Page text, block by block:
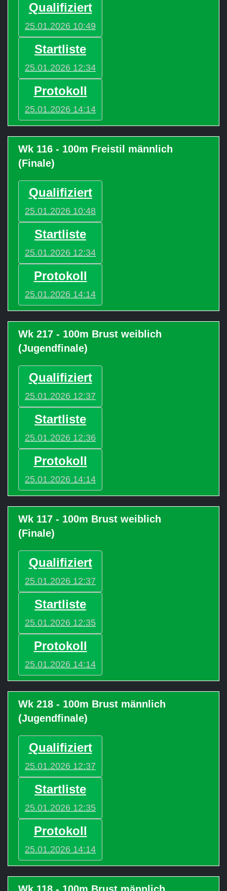
Qualifiziert
25.01.2026 10:49
Startliste
25.01.2026 12:34
Protokoll
25.01.2026 14:14
Wk 116 - 100m Freistil männlich
(Finale)
Qualifiziert
25.01.2026 10:48
Startliste
25.01.2026 12:34
Protokoll
25.01.2026 14:14
Wk 217 - 100m Brust weiblich
(Jugendfinale)
Qualifiziert
25.01.2026 12:37
Startliste
25.01.2026 12:36
Protokoll
25.01.2026 14:14
Wk 117 - 100m Brust weiblich
(Finale)
Qualifiziert
25.01.2026 12:37
Startliste
25.01.2026 12:35
Protokoll
25.01.2026 14:14
Wk 218 - 100m Brust männlich
(Jugendfinale)
Qualifiziert
25.01.2026 12:37
Startliste
25.01.2026 12:35
Protokoll
25.01.2026 14:14